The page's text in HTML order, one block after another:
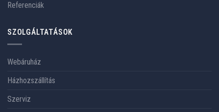
Referenciák
SZOLGÁLTATÁSOK
Webáruház
Házhozszállítás
Szerviz